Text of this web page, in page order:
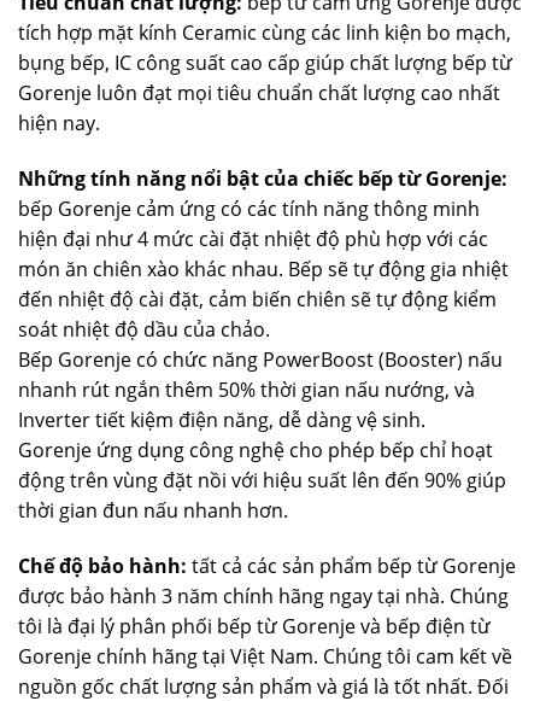
tích hợp mặt kính Ceramic cùng các linh kiện bo mạch,
bụng bếp, IC công suất cao cấp giúp chất lượng bếp từ
Gorenje luôn đạt mọi tiêu chuẩn chất lượng cao nhất
hiện nay.
Những tính năng nổi bật của chiếc bếp từ Gorenje:
bếp Gorenje cảm ứng có các tính năng thông minh
hiện đại như 4 mức cài đặt nhiệt độ phù hợp với các
món ăn chiên xào khác nhau. Bếp sẽ tự động gia nhiệt
đến nhiệt độ cài đặt, cảm biến chiên sẽ tự động kiểm
soát nhiệt độ dầu của chảo.
Bếp Gorenje có chức năng PowerBoost (Booster) nấu
nhanh rút ngắn thêm 50% thời gian nấu nướng, và
Inverter tiết kiệm điện năng, dễ dàng vệ sinh.
Gorenje ứng dụng công nghệ cho phép bếp chỉ hoạt
động trên vùng đặt nồi với hiệu suất lên đến 90% giúp
thời gian đun nấu nhanh hơn.
Chế độ bảo hành: tất cả các sản phẩm bếp từ Gorenje
được bảo hành 3 năm chính hãng ngay tại nhà. Chúng
tôi là đại lý phân phối bếp từ Gorenje và bếp điện từ
Gorenje chính hãng tại Việt Nam. Chúng tôi cam kết về
nguồn gốc chất lượng sản phẩm và giá là tốt nhất. Đối